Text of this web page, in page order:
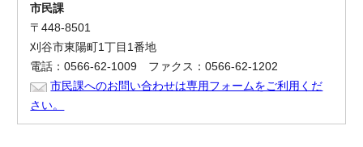
市民課
〒448-8501
刈谷市東陽町1丁目1番地
電話：0566-62-1009 ファクス：0566-62-1202
市民課へのお問い合わせは専用フォームをご利用くだ
さい。